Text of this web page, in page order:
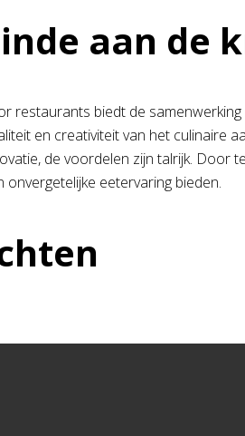
aan de
restaurants biedt de
en creativiteit van het culinaire
de voordelen zijn talrijk. Door
onvergetelijke eetervaring bieden.